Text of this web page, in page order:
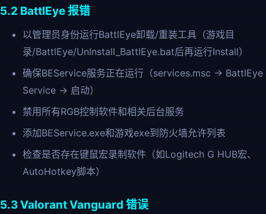
5.2 BattlEye 报错
以管理员身份运行BattlEye卸载/重装工具（游戏目
录/BattlEye/UnInstall_BattlEye.bat后再运行Install）
确保BEService服务正在运行（services.msc → BattlEye
Service → 启动）
禁用所有RGB控制软件和相关后台服务
添加BEService.exe和游戏exe到防火墙允许列表
检查是否存在键鼠宏录制软件（如Logitech G HUB宏、
AutoHotkey脚本）
5.3 Valorant Vanguard 错误